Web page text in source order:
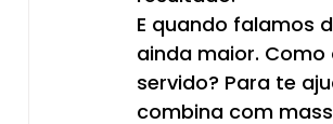
E quando falamos
ainda maior.
servido? Para te
combina com